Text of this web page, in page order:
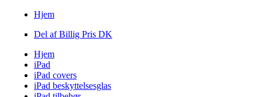
Hjem
Del af Billig Pris DK
Hjem
iPad
iPad covers
iPad beskyttelsesglas